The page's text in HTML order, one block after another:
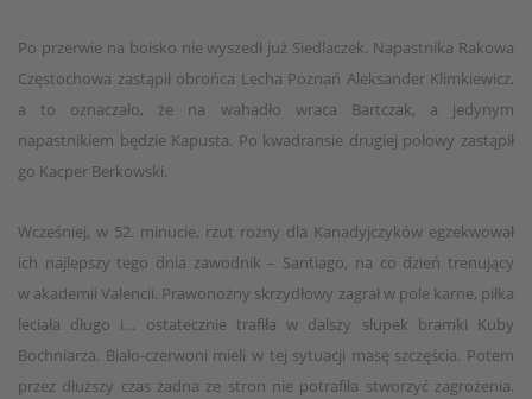
Po przerwie na boisko nie wyszedł już Siedlaczek. Napastnika Rakowa
Częstochowa zastąpił obrońca Lecha Poznań Aleksander Klimkiewicz,
a to oznaczało, że na wahadło wraca Bartczak, a jedynym
napastnikiem będzie Kapusta. Po kwadransie drugiej połowy zastąpił
go Kacper Berkowski.
Wcześniej, w 52. minucie, rzut rożny dla Kanadyjczyków egzekwował
ich najlepszy tego dnia zawodnik – Santiago, na co dzień trenujący
w akademii Valencii. Prawonożny skrzydłowy zagrał w pole karne, piłka
leciała długo i… ostatecznie trafiła w dalszy słupek bramki Kuby
Bochniarza. Biało-czerwoni mieli w tej sytuacji masę szczęścia. Potem
przez dłuższy czas żadna ze stron nie potrafiła stworzyć zagrożenia.